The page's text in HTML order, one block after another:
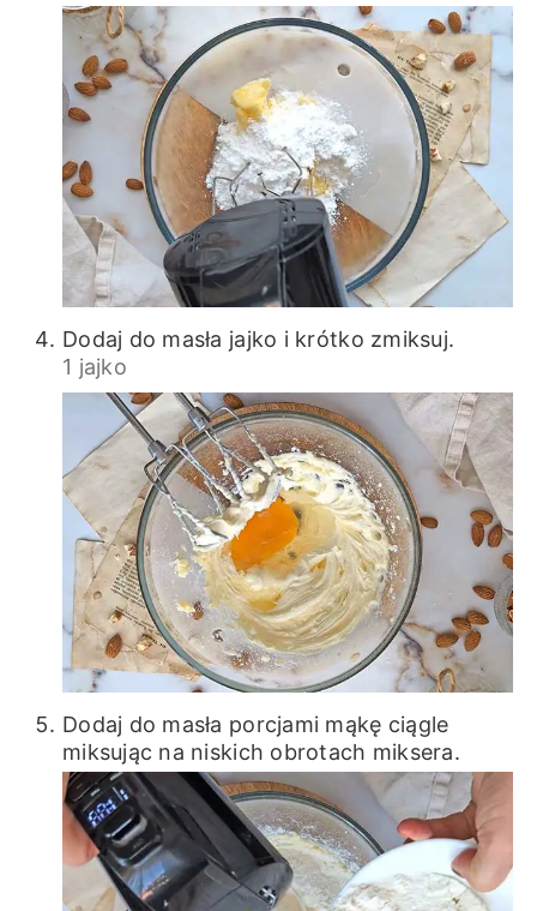
Dodaj do masła jajko i krótko zmiksuj.
1 jajko
Dodaj do masła porcjami mąkę ciągle
miksując na niskich obrotach miksera.